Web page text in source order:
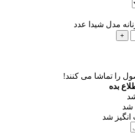
را تماشا می کنند!
بده
شد
شد